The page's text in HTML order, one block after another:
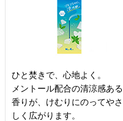
ひと焚きで、心地よく。
メントール配合の清涼感ある
香りが、けむりにのってやさ
しく広がります。